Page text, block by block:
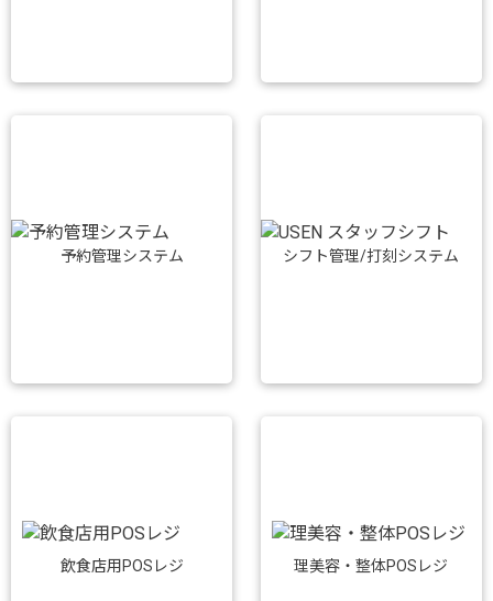
予約管理システム シフト管理/打刻システム
飲食店用POSレジ 理美容・整体POSレジ